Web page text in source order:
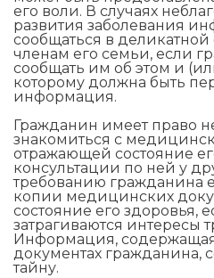
его воли. В случаях
развития заболевания
сообщаться в
членам его семьи, если
сообщать им об этом и
которому должна быть
информация.
Гражданин имеет право
знакомиться с
отражающей состояние
консультации по ней у
требованию гражданина
копии медицинских
состояние его здоровья,
затрагиваются интересы
Информация,
документах гражданина,
тайну.